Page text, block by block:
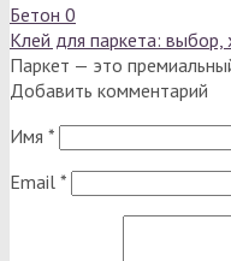
Бетон 0
Клей для паркета: выбор,
Паркет — это
Добавить комментарий
Имя *
Email *